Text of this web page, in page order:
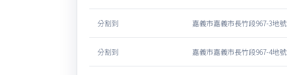
分割到 嘉義市嘉義市長竹段967-3地號
分割到 嘉義市嘉義市長竹段967-4地號